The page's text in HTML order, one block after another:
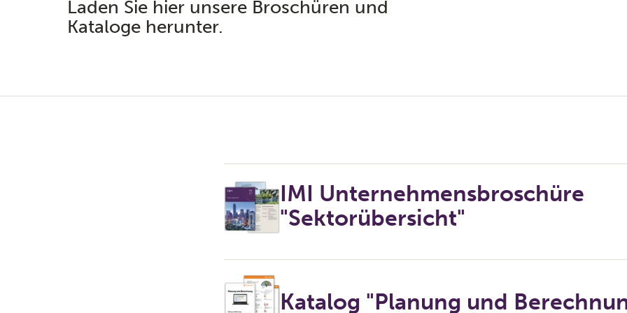
Laden Sie hier unsere Broschüren und
Kataloge herunter.
IMI Unternehmensbroschüre
"Sektorübersicht"
Katalog "Planung und